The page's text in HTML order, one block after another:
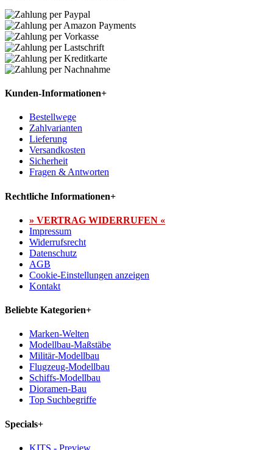
Kunden-Informationen+
Bestellwege
Zahlvarianten
Lieferung
Versandkosten
Sicherheit
Fragen & Antworten
Rechtliche Informationen+
» VERTRAG WIDERRUFEN «
Impressum
Widerrufsrecht
Datenschutz
AGB
Cookie-Einstellungen anzeigen
Kontakt
Beliebte Kategorien+
Marken-Welten
Modellbau-Maßstäbe
Militär-Modellbau
Flugzeug-Modellbau
Schiffs-Modellbau
Dioramen-Bau
Top Suchbegriffe
Specials+
KITS - Preview